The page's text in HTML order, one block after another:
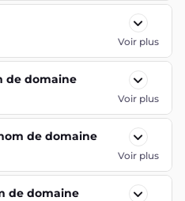
Voir plus
de domaine
Voir plus
de domaine
Voir plus
de domaine